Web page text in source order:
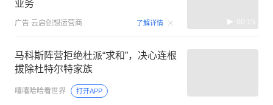
业务
广告 云启创想运营商 了解详情 00:15
马科斯阵营拒绝杜派“求和”，决心连根
拔除杜特尔特家族
嘻嘻哈哈看世界 打开APP